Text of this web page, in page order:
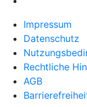
Impressum
Datenschutz
Rechtliche
AGB